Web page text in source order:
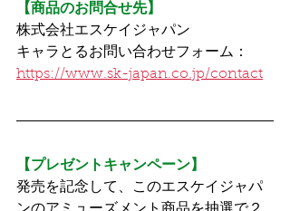
【商品のお問合せ先】
株式会社エスケイジャパン
キャラとるお問い合わせフォーム：
https://www.sk-japan.co.jp/contact
【プレゼントキャンペーン】
発売を記念して、このエスケイジャパ